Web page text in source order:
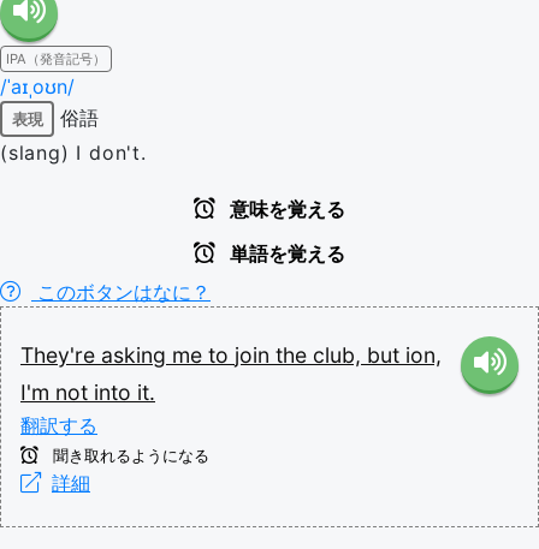
IPA（発音記号）
/ˈaɪˌoʊn/
表現
俗語
(slang) I don't.
意味を覚える
単語を覚える
このボタンはなに？
They're asking me to join the club, but ion,
I'm not into it.
翻訳する
聞き取れるようになる
詳細